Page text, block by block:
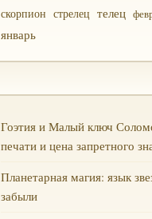
скорпион стрелец телец
январь
Гоэтия и Малый ключ
печати и цена запретного
Планетарная магия: язык
забыли